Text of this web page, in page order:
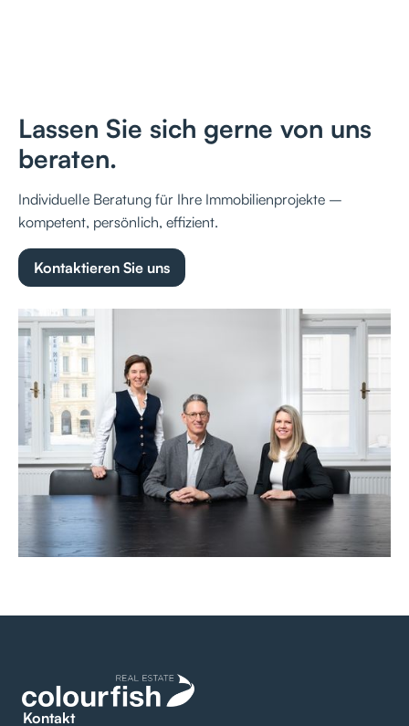
Lassen Sie sich gerne von uns
beraten.
Individuelle Beratung für Ihre Immobilienprojekte –
kompetent, persönlich, effizient.
Kontaktieren Sie uns
Kontakt